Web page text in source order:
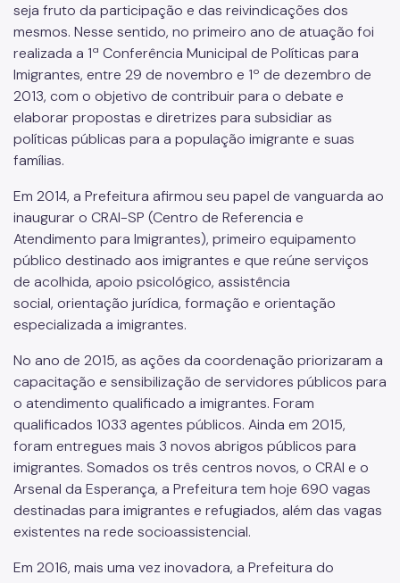
seja fruto da participação e das reivindicações dos
mesmos. Nesse sentido, no primeiro ano de atuação foi
realizada a 1ª Conferência Municipal de Políticas para
Imigrantes, entre 29 de novembro e 1º de dezembro de
2013, com o objetivo de contribuir para o debate e
elaborar propostas e diretrizes para subsidiar as
políticas públicas para a população imigrante e suas
famílias.
Em 2014, a Prefeitura afirmou seu papel de vanguarda ao
inaugurar o CRAI-SP (Centro de Referencia e
Atendimento para Imigrantes), primeiro equipamento
público destinado aos imigrantes e que reúne serviços
de acolhida, apoio psicológico, assistência
social, orientação jurídica, formação e orientação
especializada a imigrantes.
No ano de 2015, as ações da coordenação priorizaram a
capacitação e sensibilização de servidores públicos para
o atendimento qualificado a imigrantes. Foram
qualificados 1033 agentes públicos. Ainda em 2015,
foram entregues mais 3 novos abrigos públicos para
imigrantes. Somados os três centros novos, o CRAI e o
Arsenal da Esperança, a Prefeitura tem hoje 690 vagas
destinadas para imigrantes e refugiados, além das vagas
existentes na rede socioassistencial.
Em 2016, mais uma vez inovadora, a Prefeitura do